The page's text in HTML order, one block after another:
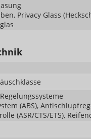
Privacy Glass
(ABS),
(ASR/CTS/ETS),